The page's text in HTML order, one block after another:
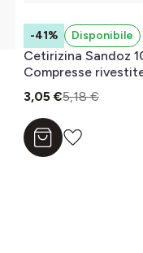
-41% Disponibile
Cetirizina Sandoz
Compresse
3,05 €5,18 €
Aggiungi al carrello